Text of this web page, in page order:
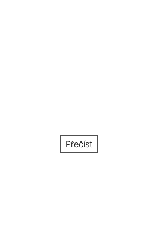
Přečíst